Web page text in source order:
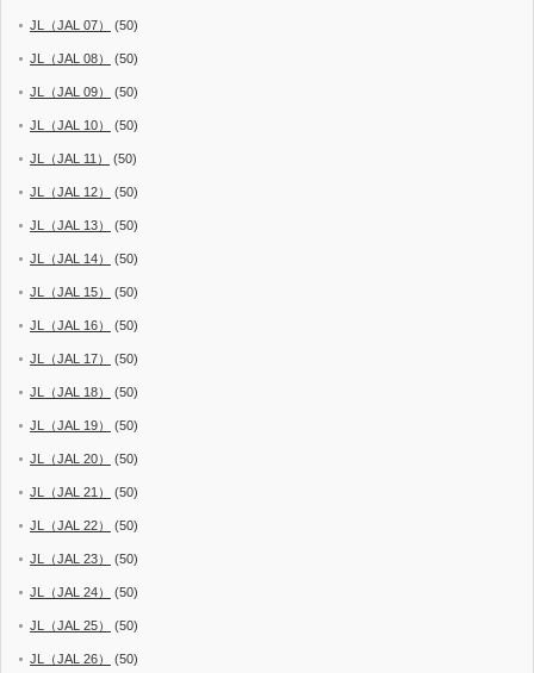
JL（JAL 07） (50)
JL（JAL 08） (50)
JL（JAL 09） (50)
JL（JAL 10） (50)
JL（JAL 11） (50)
JL（JAL 12） (50)
JL（JAL 13） (50)
JL（JAL 14） (50)
JL（JAL 15） (50)
JL（JAL 16） (50)
JL（JAL 17） (50)
JL（JAL 18） (50)
JL（JAL 19） (50)
JL（JAL 20） (50)
JL（JAL 21） (50)
JL（JAL 22） (50)
JL（JAL 23） (50)
JL（JAL 24） (50)
JL（JAL 25） (50)
JL（JAL 26） (50)